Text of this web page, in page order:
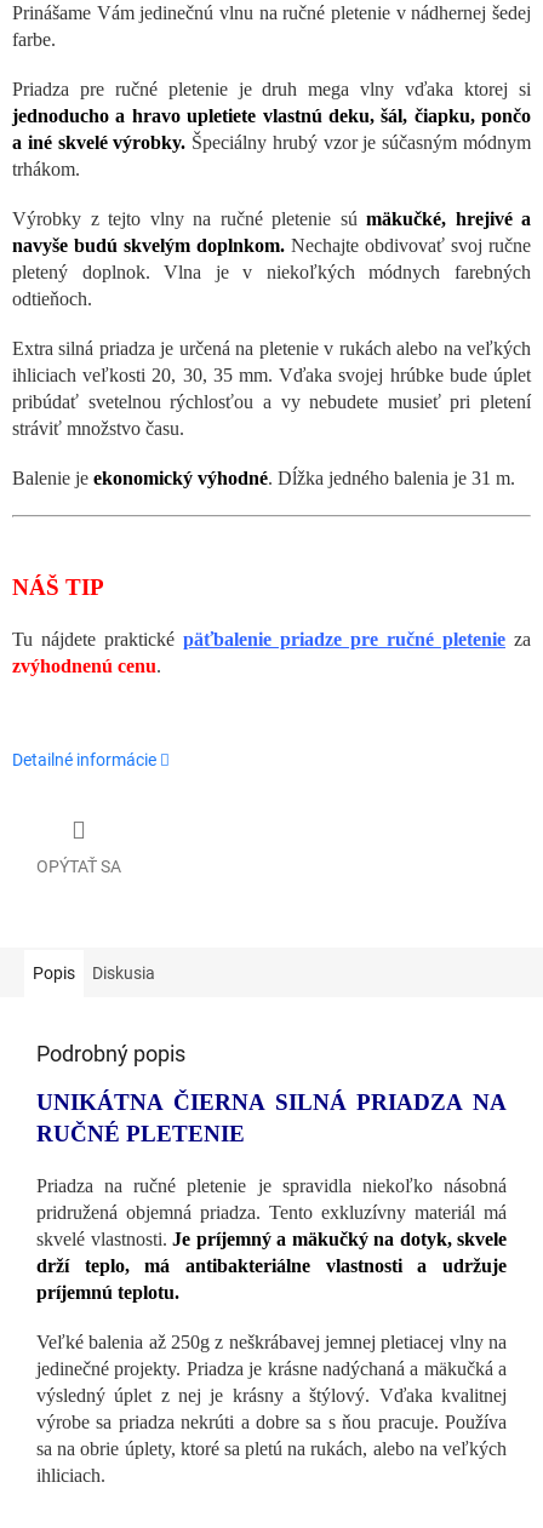
Prinášame Vám jedinečnú vlnu na ručné pletenie v nádhernej šedej
farbe.
Priadza pre ručné pletenie je druh mega vlny vďaka ktorej si
jednoducho a hravo upletiete vlastnú deku, šál, čiapku, pončo
a iné skvelé výrobky. Špeciálny hrubý vzor je súčasným módnym
trhákom.
Výrobky z tejto vlny na ručné pletenie sú mäkučké, hrejivé a
navyše budú skvelým doplnkom. Nechajte obdivovať svoj ručne
pletený doplnok. Vlna je v niekoľkých módnych farebných
odtieňoch.
Extra silná priadza je určená na pletenie v rukách alebo na veľkých
ihliciach veľkosti 20, 30, 35 mm. Vďaka svojej hrúbke bude úplet
pribúdať svetelnou rýchlosťou a vy nebudete musieť pri pletení
stráviť množstvo času.
Balenie je ekonomický výhodné. Dĺžka jedného balenia je 31 m.
NÁŠ TIP
Tu nájdete praktické päťbalenie priadze pre ručné pletenie za
zvýhodnenú cenu.
Detailné informácie
OPÝTAŤ SA
Popis Diskusia
Podrobný popis
UNIKÁTNA ČIERNA SILNÁ PRIADZA NA
RUČNÉ PLETENIE
Priadza na ručné pletenie je spravidla niekoľko násobná
pridružená objemná priadza. Tento exkluzívny materiál má
skvelé vlastnosti. Je príjemný a mäkučký na dotyk, skvele
drží teplo, má antibakteriálne vlastnosti a udržuje
príjemnú teplotu.
Veľké balenia až 250g z neškrábavej jemnej pletiacej vlny na
jedinečné projekty. Priadza je krásne nadýchaná a mäkučká a
výsledný úplet z nej je krásny a štýlový. Vďaka kvalitnej
výrobe sa priadza nekrúti a dobre sa s ňou pracuje. Používa
sa na obrie úplety, ktoré sa pletú na rukách, alebo na veľkých
ihliciach.